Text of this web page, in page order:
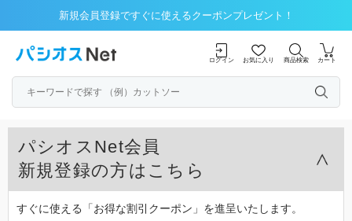
新規会員登録ですぐに使えるクーポンプレゼント！
ログイン お気に入り 商品検索 カート
パシオスNet会員
新規登録の方はこちら
すぐに使える「お得な割引クーポン」を進呈いたします。